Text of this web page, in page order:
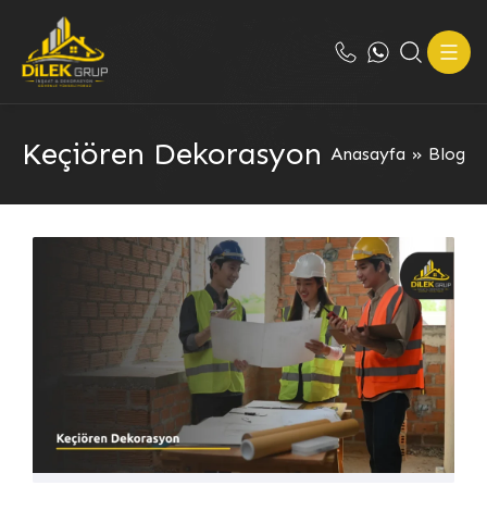
Keçiören Dekorasyon Anasayfa » Blog